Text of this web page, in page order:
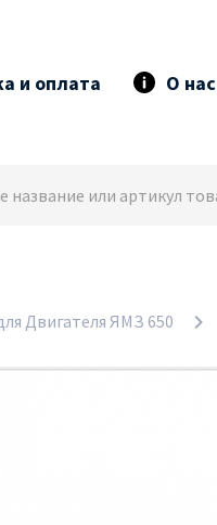
и оплата О нас
Двигателя ЯМЗ 650